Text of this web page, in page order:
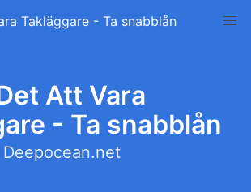
Takläggare - Ta snabblån
Att Vara
- Ta snabblån